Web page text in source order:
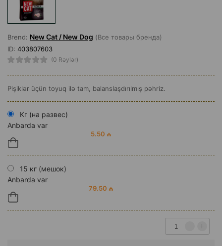
Brend: New Cat / New Dog (Все товары бренда)
ID: 403807603
(0 Rəylər)
Pişiklər üçün toyuq ilə tam, balanslaşdırılmış pəhriz.
Кг (на развес)
Anbarda var
5.50 ₼
15 кг (мешок)
Anbarda var
79.50 ₼